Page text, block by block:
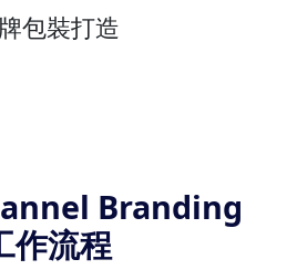
包裝打造
Branding
作流程